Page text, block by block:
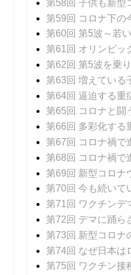
第61回 オリンピッ
第62回 第5波を乗
第66回 多彩化する
第67回 コロナ禍
第68回 コロナ禍